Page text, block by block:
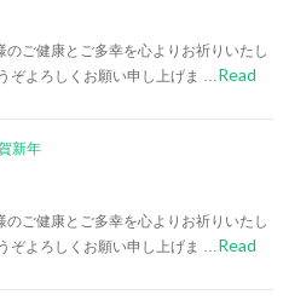
のご健康とご多幸を心よりお祈りいたし
ぞよろしくお願い申し上げま …Read
新年
のご健康とご多幸を心よりお祈りいたし
ぞよろしくお願い申し上げま …Read